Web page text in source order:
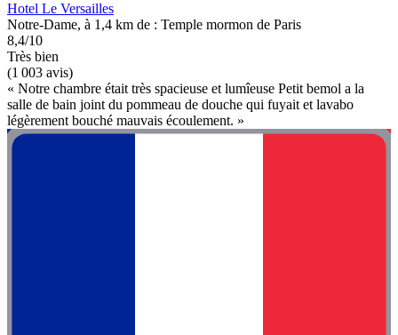
Hotel Le Versailles
Notre-Dame, à 1,4 km de : Temple mormon de Paris
8,4/10
Très bien
(1 003 avis)
« Notre chambre était très spacieuse et lumîeuse Petit bemol a la
salle de bain joint du pommeau de douche qui fuyait et lavabo
légèrement bouché mauvais écoulement. »